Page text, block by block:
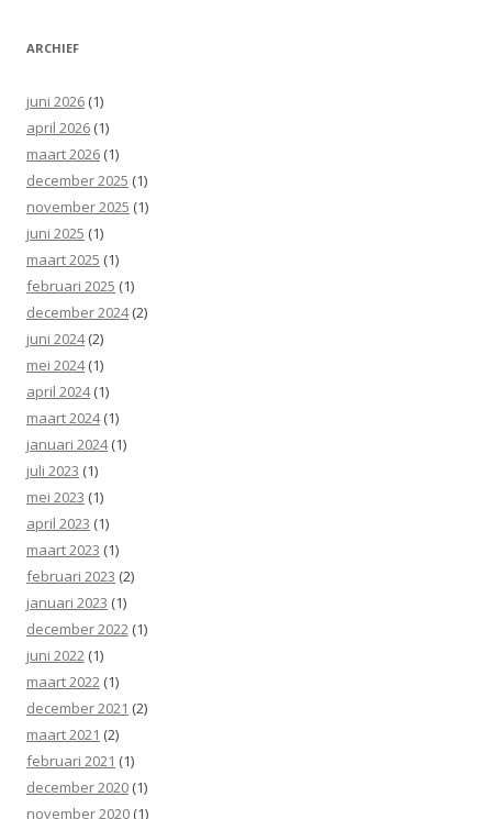
ARCHIEF
juni 2026 (1)
april 2026 (1)
maart 2026 (1)
december 2025 (1)
november 2025 (1)
juni 2025 (1)
maart 2025 (1)
februari 2025 (1)
december 2024(2)
juni 2024(2)
mei 2024(1)
april 2024(1)
maart 2024(1)
januari 2024(1)
juli 2023 (1)
mei 2023 (1)
april 2023 (1)
maart 2023 (1)
februari 2023 (2)
januari 2023 (1)
december 2022 (1)
juni 2022 (1)
maart 2022 (1)
december 2021 (2)
maart 2021 (2)
februari 2021 (1)
december 2020 (1)
november 2020 (1)